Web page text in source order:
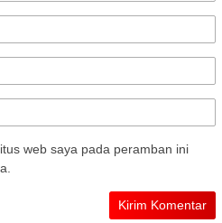
web saya pada peramban ini